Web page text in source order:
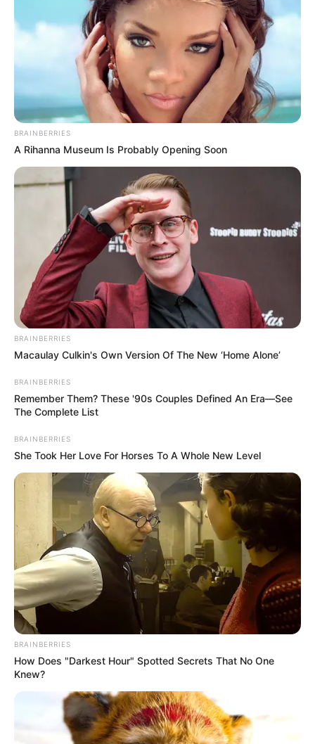
Windah Basudara
Tanggal Lahir:
1992
Tempat Lahir:
Manado,Sulawesi Utara,Indonesia
34 Tahun
Profesi:
Youtuber
Windah Basudara adalah seorang YouTuber yang berasal dari
Manado, Sulawesi Utara.
Youtuber yang satu ini terkenal berkat konten-kontengaming
BRAINBERRIES
A Rihanna Museum Is Probably Opening Soon
BRAINBERRIES
Macaulay Culkin's Own Version Of The New ‘Home Alone’
BRAINBERRIES
Remember Them? These '90s Couples Defined An Era—See
The Complete List
BRAINBERRIES
She Took Her Love For Horses To A Whole New Level
BRAINBERRIES
How Does "Darkest Hour" Spotted Secrets That No One
Knew?